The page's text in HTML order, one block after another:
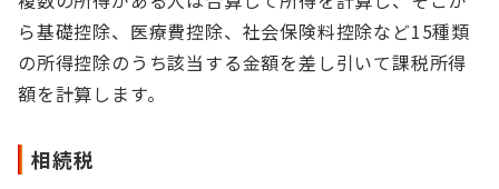
ら基礎控除、医療費控除、社会保険料控除など15種類
の所得控除のうち該当する金額を差し引いて課税所得
額を計算します。
相続税